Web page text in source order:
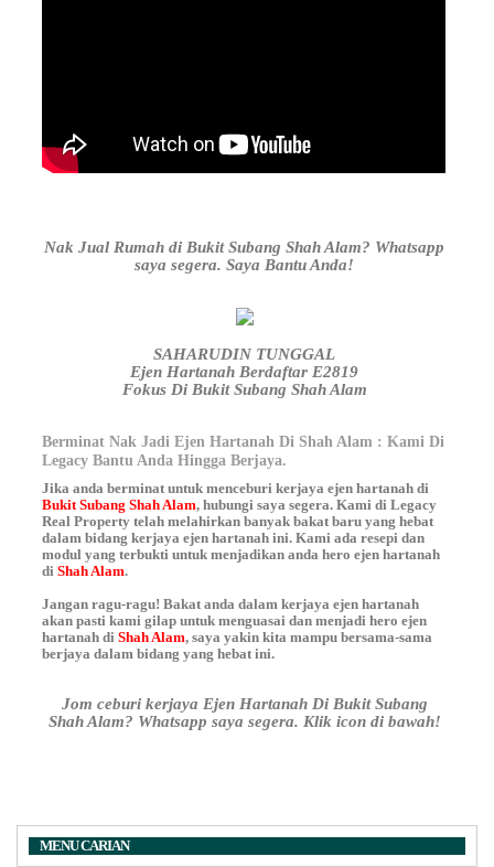
Nak Jual Rumah di Bukit Subang Shah Alam? Whatsapp
saya segera. Saya Bantu Anda!
SAHARUDIN TUNGGAL
Ejen Hartanah Berdaftar E2819
Fokus Di Bukit Subang Shah Alam
Berminat Nak Jadi Ejen Hartanah Di Shah Alam : Kami Di
Legacy Bantu Anda Hingga Berjaya.
Jika anda berminat untuk menceburi kerjaya ejen hartanah di
Bukit Subang Shah Alam, hubungi saya segera. Kami di Legacy
Real Property telah melahirkan banyak bakat baru yang hebat
dalam bidang kerjaya ejen hartanah ini. Kami ada resepi dan
modul yang terbukti untuk menjadikan anda hero ejen hartanah
diShah Alam.
Jangan ragu-ragu! Bakat anda dalam kerjaya ejen hartanah
akan pasti kami gilap untuk menguasai dan menjadi hero ejen
hartanah diShah Alam, saya yakin kita mampu bersama-sama
berjaya dalam bidang yang hebat ini.
Jom ceburi kerjaya Ejen Hartanah Di Bukit Subang
Shah Alam? Whatsapp saya segera. Klik icon di bawah!
MENU CARIAN